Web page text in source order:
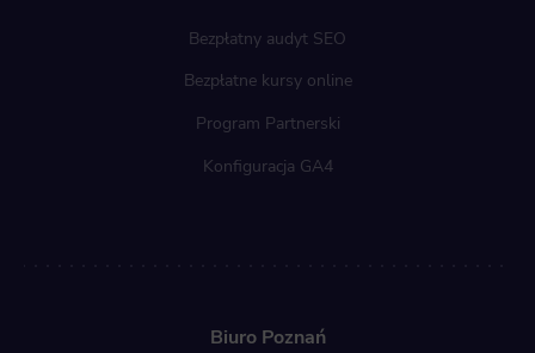
Bezpłatny audyt SEO
Bezpłatne kursy online
Program Partnerski
Konfiguracja GA4
Biuro Poznań